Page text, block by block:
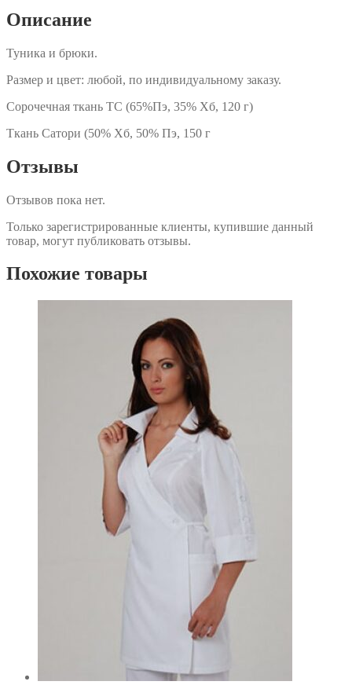
Описание
Туника и брюки.
Размер и цвет: любой, по индивидуальному заказу.
Сорочечная ткань TC (65%Пэ, 35% Хб, 120 г)
Ткань Сатори (50% Хб, 50% Пэ, 150 г
Отзывы
Отзывов пока нет.
Только зарегистрированные клиенты, купившие данный
товар, могут публиковать отзывы.
Похожие товары